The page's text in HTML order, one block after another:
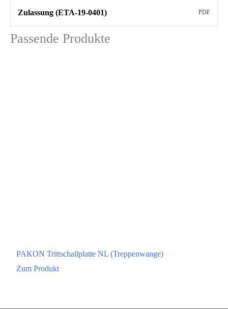
Zulassung (ETA-19-0401) PDF
Passende Produkte
PAKON Trittschallplatte NL (Treppenwange)
Zum Produkt